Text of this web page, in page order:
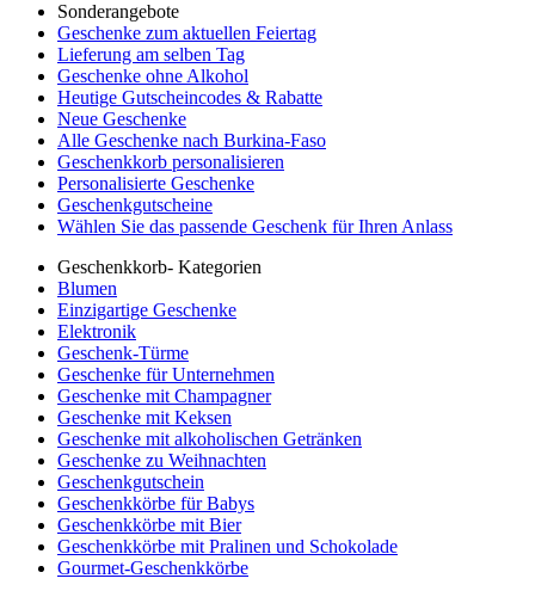
Sonderangebote
Geschenke zum aktuellen Feiertag
Lieferung am selben Tag
Geschenke ohne Alkohol
Heutige Gutscheincodes & Rabatte
Neue Geschenke
Alle Geschenke nach Burkina-Faso
Geschenkkorb personalisieren
Personalisierte Geschenke
Geschenkgutscheine
Wählen Sie das passende Geschenk für Ihren Anlass
Geschenkkorb- Kategorien
Blumen
Einzigartige Geschenke
Elektronik
Geschenk-Türme
Geschenke für Unternehmen
Geschenke mit Champagner
Geschenke mit Keksen
Geschenke mit alkoholischen Getränken
Geschenke zu Weihnachten
Geschenkgutschein
Geschenkkörbe für Babys
Geschenkkörbe mit Bier
Geschenkkörbe mit Pralinen und Schokolade
Gourmet-Geschenkkörbe